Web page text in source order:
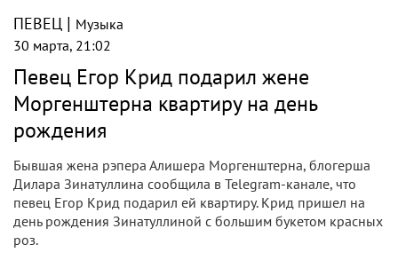
ПЕВЕЦ | Музыка
30 марта, 21:02
Певец Егор Крид подарил жене
Моргенштерна квартиру на день
рождения
Бывшая жена рэпера Алишера Моргенштерна, блогерша
Дилара Зинатуллина сообщила в Telegram-канале, что
певец Егор Крид подарил ей квартиру. Крид пришел на
день рождения Зинатуллиной с большим букетом красных
роз.